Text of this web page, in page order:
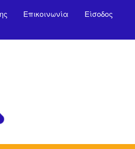
Επικοινωνία
Είσοδος